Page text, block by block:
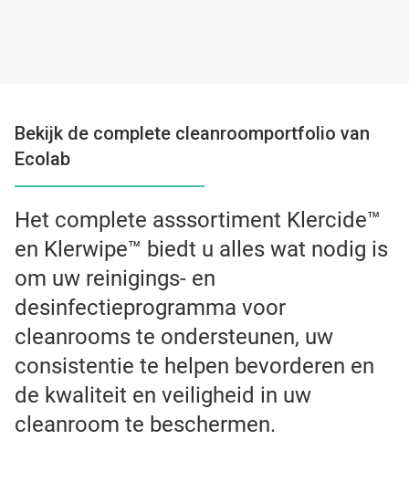
Bekijk de complete cleanroomportfolio van
Ecolab
Het complete asssortiment Klercide™
en Klerwipe™ biedt u alles wat nodig is
om uw reinigings- en
desinfectieprogramma voor
cleanrooms te ondersteunen, uw
consistentie te helpen bevorderen en
de kwaliteit en veiligheid in uw
cleanroom te beschermen.